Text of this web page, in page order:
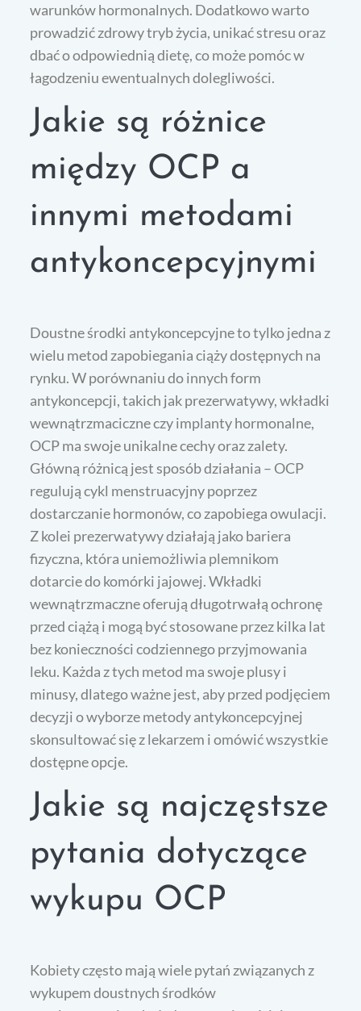
warunków hormonalnych. Dodatkowo warto
prowadzić zdrowy tryb życia, unikać stresu oraz
dbać o odpowiednią dietę, co może pomóc w
łagodzeniu ewentualnych dolegliwości.
Jakie są różnice
między OCP a
innymi metodami
antykoncepcyjnymi
Doustne środki antykoncepcyjne to tylko jedna z
wielu metod zapobiegania ciąży dostępnych na
rynku. W porównaniu do innych form
antykoncepcji, takich jak prezerwatywy, wkładki
wewnątrzmaciczne czy implanty hormonalne,
OCP ma swoje unikalne cechy oraz zalety.
Główną różnicą jest sposób działania – OCP
regulują cykl menstruacyjny poprzez
dostarczanie hormonów, co zapobiega owulacji.
Z kolei prezerwatywy działają jako bariera
fizyczna, która uniemożliwia plemnikom
dotarcie do komórki jajowej. Wkładki
wewnątrzmaczne oferują długotrwałą ochronę
przed ciążą i mogą być stosowane przez kilka lat
bez konieczności codziennego przyjmowania
leku. Każda z tych metod ma swoje plusy i
minusy, dlatego ważne jest, aby przed podjęciem
decyzji o wyborze metody antykoncepcyjnej
skonsultować się z lekarzem i omówić wszystkie
dostępne opcje.
Jakie są najczęstsze
pytania dotyczące
wykupu OCP
Kobiety często mają wiele pytań związanych z
wykupem doustnych środków